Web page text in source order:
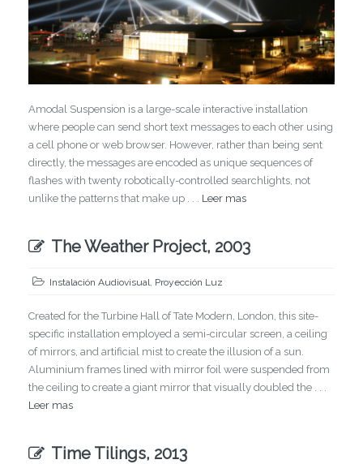
Amodal Suspension is a large-scale interactive installation
where people can send short text messages to each other using
a cell phone or web browser. However, rather than being sent
directly, the messages are encoded as unique sequences of
flashes with twenty robotically-controlled searchlights, not
unlike the patterns that make up . . . Leer mas
The Weather Project, 2003
Instalación Audiovisual, Proyección Luz
Created for the Turbine Hall of Tate Modern, London, this site-
specific installation employed a semi-circular screen, a ceiling
of mirrors, and artificial mist to create the illusion of a sun.
Aluminium frames lined with mirror foil were suspended from
the ceiling to create a giant mirror that visually doubled the . . .
Leer mas
Time Tilings, 2013